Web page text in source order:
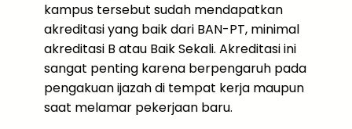
kampus tersebut sudah mendapatkan
akreditasi yang baik dari BAN-PT, minimal
akreditasi B atau Baik Sekali. Akreditasi ini
sangat penting karena berpengaruh pada
pengakuan ijazah di tempat kerja maupun
saat melamar pekerjaan baru.